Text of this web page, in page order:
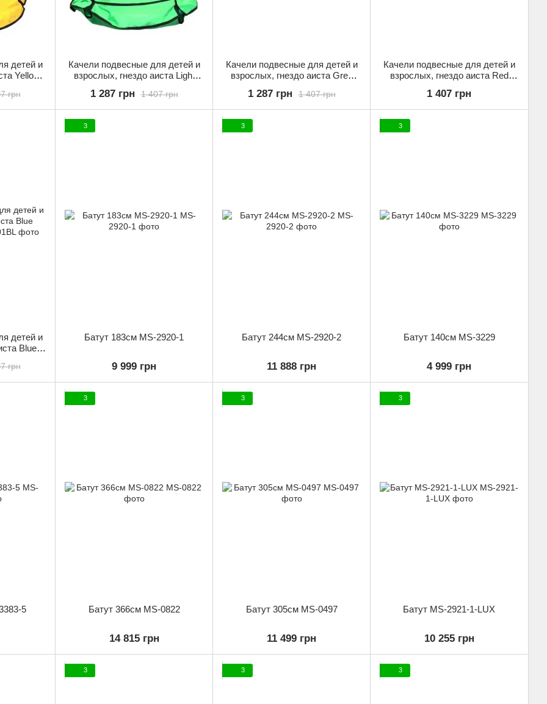
детей и
Yellow
грн
Качели подвесные для детей и
взрослых, гнездо аиста Light
1 407 грн
1 287 грн
Качели подвесные для детей и
взрослых, гнездо аиста Grey
1 407 грн
1 287 грн
Качели подвесные для детей и
взрослых, гнездо аиста Red
1 407 грн
детей и
Blue
грн
3
Батут 183см MS-2920-1
9 999 грн
3
Батут 244см MS-2920-2
11 888 грн
3
Батут 140см MS-3229
4 999 грн
5
3
Батут 366см MS-0822
14 815 грн
3
Батут 305см MS-0497
11 499 грн
3
Батут MS-2921-1-LUX
10 255 грн
3 3 3